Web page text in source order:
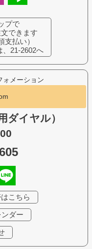
ォメーション
ダイヤル）
こちら
ダー
プで
できます
支払い）
、21-2602へ